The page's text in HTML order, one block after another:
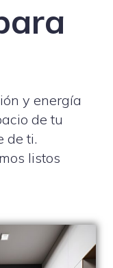
y energía
de tu
de ti.
listos